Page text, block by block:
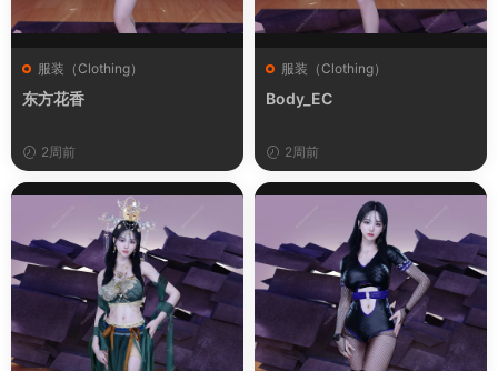
服装（Clothing）
东方花香
2周前
服装（Clothing）
Body_EC
2周前